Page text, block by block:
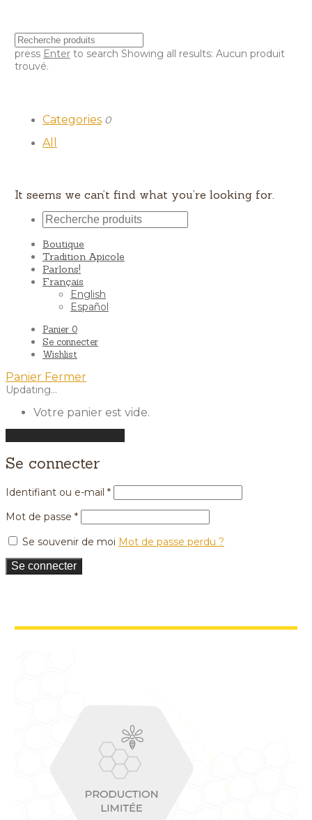
press Enterto search Showing all results: Aucun produit
trouvé.
Categories 0
All
It seems we can’t find what you’re looking for.
Boutique
Tradition Apicole
Parlons!
Français
English
Español
Panier 0
Se connecter
Wishlist
Panier Fermer
Updating…
Votre panier est vide.
Se connecter
Identifiant ou e-mail *
Mot de passe *
Se souvenir de moi Mot de passe perdu ?
Se connecter